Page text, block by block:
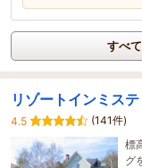
すべ
リゾートインミステ
4.5
(141件)
標
グ